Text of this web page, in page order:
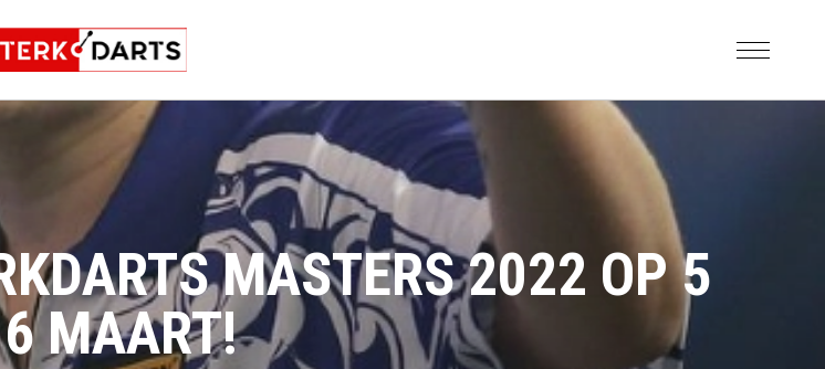
MASTERS 2022 OP 5
MAART!